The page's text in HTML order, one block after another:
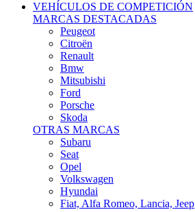
VEHÍCULOS DE COMPETICIÓN
MARCAS DESTACADAS
Peugeot
Citroën
Renault
Bmw
Mitsubishi
Ford
Porsche
Skoda
OTRAS MARCAS
Subaru
Seat
Opel
Volkswagen
Hyundai
Fiat, Alfa Romeo, Lancia, Jeep